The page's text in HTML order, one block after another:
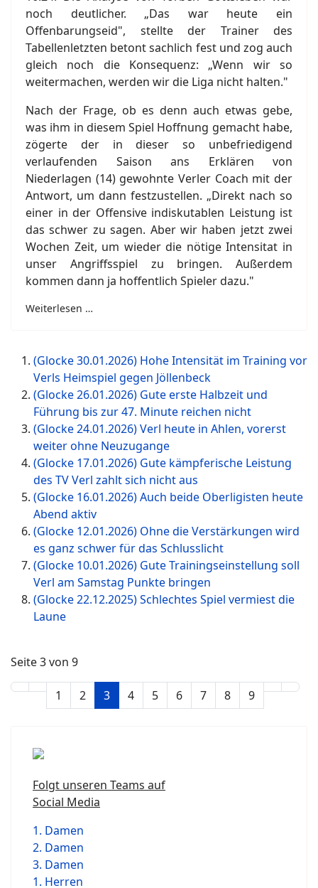
noch deutlicher. „Das war heute ein
Offenbarungseid", stellte der Trainer des
Tabellenletzten betont sachlich fest und zog auch
gleich noch die Konsequenz: „Wenn wir so
weitermachen, werden wir die Liga nicht halten."
Nach der Frage, ob es denn auch etwas gebe,
was ihm in diesem Spiel Hoffnung gemacht habe,
zögerte der in dieser so unbefriedigend
verlaufenden Saison ans Erklären von
Niederlagen (14) gewohnte Verler Coach mit der
Antwort, um dann festzustellen. „Direkt nach so
einer in der Offensive indiskutablen Leistung ist
das schwer zu sagen. Aber wir haben jetzt zwei
Wochen Zeit, um wieder die nötige Intensitat in
unser Angriffsspiel zu bringen. Außerdem
kommen dann ja hoffentlich Spieler dazu."
Weiterlesen …
(Glocke 30.01.2026) Hohe Intensität im Training vor
Verls Heimspiel gegen Jöllenbeck
(Glocke 26.01.2026) Gute erste Halbzeit und
Führung bis zur 47. Minute reichen nicht
(Glocke 24.01.2026) Verl heute in Ahlen, vorerst
weiter ohne Neuzugange
(Glocke 17.01.2026) Gute kämpferische Leistung
des TV Verl zahlt sich nicht aus
(Glocke 16.01.2026) Auch beide Oberligisten heute
Abend aktiv
(Glocke 12.01.2026) Ohne die Verstärkungen wird
es ganz schwer für das Schlusslicht
(Glocke 10.01.2026) Gute Trainingseinstellung soll
Verl am Samstag Punkte bringen
(Glocke 22.12.2025) Schlechtes Spiel vermiest die
Laune
Seite 3 von 9
1 2 3 4 5 6 7 8 9
Folgt unseren Teams auf
Social Media
1. Damen
2. Damen
3. Damen
1. Herren